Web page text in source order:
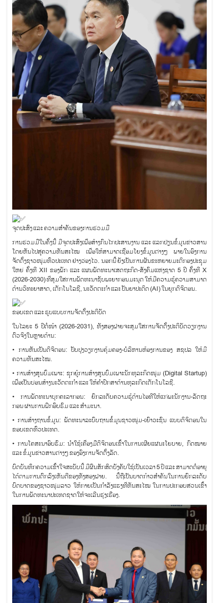
ຈຸດປະສົງ ແລະ ຄວາມສຳຄັນຂອງການຮ່ວມມື
ການຮ່ວມມືໃນຄັ້ງນີ້ ມີຈຸດປະສົງເພື່ອສ້າງກົນໄກປະສານງານ ແລະ ແລກປ່ຽນຂໍ້ມູນຂ່າວສານ
ໂດຍຫັນໄປສູ່ຄວາມທັນສະໄໝ ເພື່ອໃຫ້ສາມາດເຊື່ອມໂຍງຂໍ້ມູນຕ່າງໆ ພາຍໃນອົງການ
ຈັດຕັ້ງຊາວໜຸ່ມທົ່ວປະເທດ ຢ່າງວ່ອງໄວ. ນອກນີ້ ຍັງເປັນການຜັນຂະຫຍາຍມະຕິກອງປະຊຸມ
ໃຫຍ່ ຄັ້ງທີ XII ຂອງພັກ ແລະ ແຜນພັດທະນາເສດຖະກິດ-ສັງຄົມແຫ່ງຊາດ 5 ປີ ຄັ້ງທີ X
(2026-2030) ທີ່ສຸມໃສ່ການພັດທະນາຊັບພະຍາກອນມະນຸດ ໃຫ້ມີຄວາມຮູ້ຄວາມສາມາດ
ດ້ານວິທະຍາສາດ, ເຕັກໂນໂລຊີ, ນະວັດຕະກຳ ແລະ ປັນຍາປະດິດ (AI) ໃນຍຸກດິຈິຕອນ.
ຂອບເຂດ ແລະ ຮູບແບບການຈັດຕັ້ງປະຕິບັດ
ໃນໄລຍະ 5 ປີຕໍ່ໜ້າ (2026-2031), ທັງສອງຝ່າຍຈະສຸມໃສ່ການຈັດຕັ້ງປະຕິບັດວຽກງານ
ຕົວຈິງໃນຫຼາຍດ້ານ:
• ການຫັນເປັນດິຈິຕອນ: ປັບປຸງວຽກງານຄຸ້ມຄອງ-ບໍລິຫານຫ້ອງການຂອງ ສຊປລ ໃຫ້ມີ
ຄວາມທັນສະໄໝ.
• ການສ້າງສູນບົ່ມເພາະ: ຊຸກຍູ້ການສ້າງສູນບົ່ມເພາະນັກທຸລະກິດໜຸ່ມ (Digital Startup)
ເພື່ອເປັນບ່ອນສ້າງນະວັດຕະກຳ ແລະ ໃຫ້ຄຳປຶກສາດ້ານທຸລະກິດເຕັກໂນໂລຊີ.
• ການພັດທະນາບຸກຄະລາກອນ: ຍົກລະດັບຄວາມຮູ້ດ້ານໄອທີໃຫ້ແກ່ພະນັກງານ-ລັດຖະ
ກອນ ຜ່ານການຝຶກອົບຮົມ ແລະ ສຳມະນາ.
• ການສ້າງຖານຂໍ້ມູນ: ພັດທະນາລະບົບຖານຂໍ້ມູນຊາວໜຸ່ມ-ເຍົາວະຊົນ ແບບດິຈິຕອນໃນ
ຂອບເຂດທົ່ວປະເທດ.
• ການໂຄສະນາອົບຮົມ: ນຳໃຊ້ເຄື່ອງມືດິຈິຕອນເຂົ້າໃນການເຜີຍແຜ່ນະໂຍບາຍ, ກົດໝາຍ
ແລະ ຂໍ້ມູນຂ່າວສານຕ່າງໆ ຂອງອົງການຈັດຕັ້ງລັດ.
ບົດບັນທຶກຄວາມເຂົ້າໃຈສະບັບນີ້ ມີຜົນສັກສິດບັງຄັບໃຊ້ເປັນເວລາ 5 ປີ ແລະ ສາມາດຕໍ່ອາຍຸ
ໄດ້ຕາມການຕົກລົງເຫັນດີຂອງທັງສອງຝ່າຍ. ນີ້ຖືເປັນບາດກ້າວສຳຄັນໃນການຍົກລະດັບ
ບົດບາດຂອງຊາວໜຸ່ມລາວ ໃຫ້ກາຍເປັນກຳລັງແຮງທີ່ທັນສະໄໝ ໃນການປະກອບສ່ວນເຂົ້າ
ໃນການພັດທະນາປະເທດຊາດໃຫ້ຈະເລີນຮຸ່ງເຮືອງ.